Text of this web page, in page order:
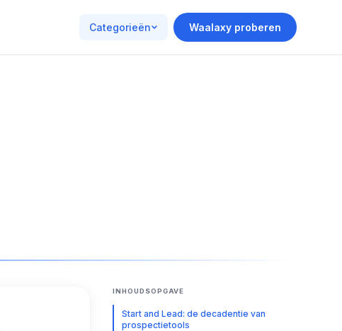
Categorieën Waalaxy proberen
INHOUDSOPGAVE
Start and Lead: de decadentie van
prospectietools